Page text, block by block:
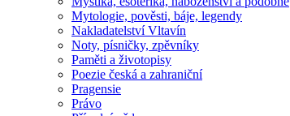
Mytologie, pověsti, báje, legendy
Nakladatelství Vltavín
Noty, písničky, zpěvníky
Paměti a životopisy
Poezie česká a zahraniční
Pragensie
Právo